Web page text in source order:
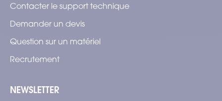
Contacter le support technique
Demander un devis
Question sur un matériel
Recrutement
NEWSLETTER